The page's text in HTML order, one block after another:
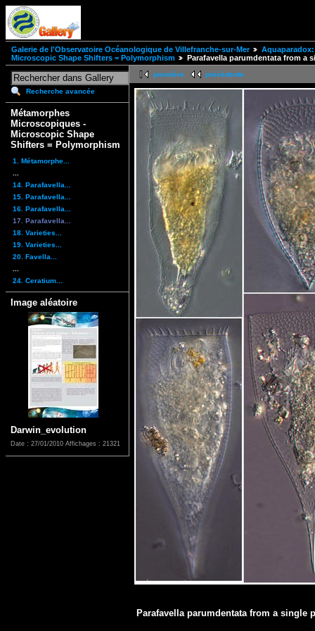
Galerie de l'Observatoire Océanologique de Villefranche-sur-Mer
Microscopic Shape Shifters = Polymorphism
Parafavella parumdentata from a
Recherche avancée
Métamorphes
Microscopiques -
Microscopic Shape
Shifters = Polymorphism
1. Métamorphe...
14. Parafavella...
15. Parafavella...
16. Parafavella...
17. Parafavella...
18. Varieties...
19. Varieties...
20. Favella...
24. Ceratium...
Image aléatoire
Darwin_evolution
Date : 27/01/2010 Affichages : 21321
première précédente
Parafavella parumdentata from a